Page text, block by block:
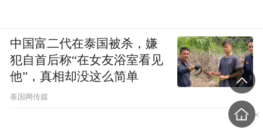
中国富二代在泰国被杀，嫌
犯自首后称“在女友浴室看见
他”，真相却没这么简单
泰国网传媒